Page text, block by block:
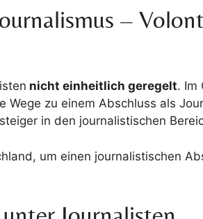
–
nicht einheitlich geregelt. Im
Wege zu einem Abschluss als
in den journalistischen
um einen journalistischen